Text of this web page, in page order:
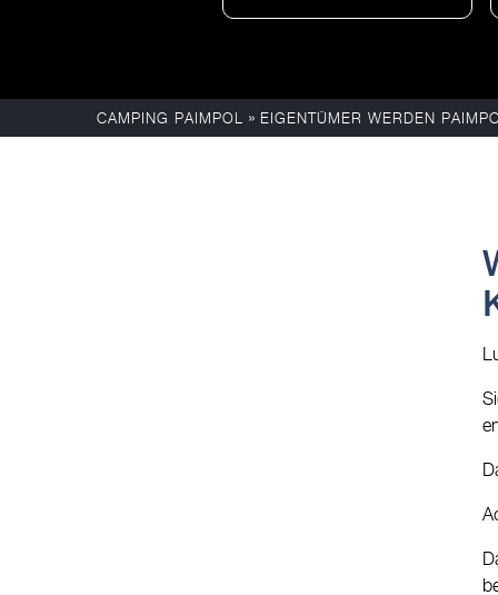
CAMPING PAIMPOL » EIGENTÜMER WERDEN